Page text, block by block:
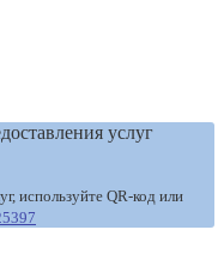
услуг
используйте QR-код или